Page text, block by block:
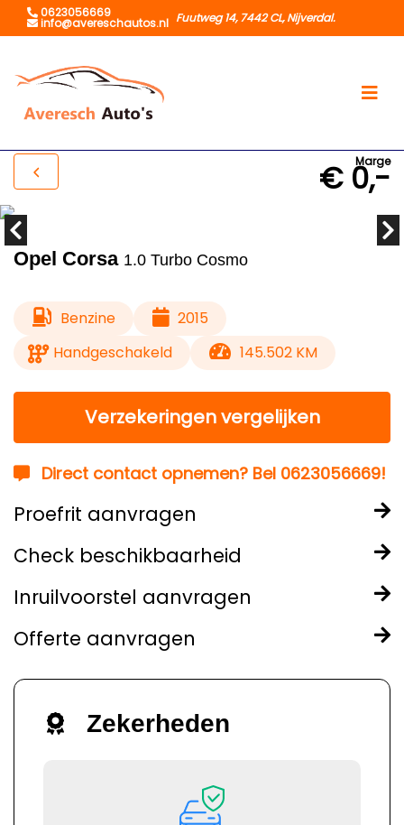
0623056669
info@avereschautos.nl Fuutweg 14, 7442 CL, Nijverdal.
Marge
€ 0,-
Opel Corsa 1.0 Turbo Cosmo
Benzine
2015
Handgeschakeld
145.502 KM
Verzekeringen vergelijken
Direct contact opnemen? Bel 0623056669!
Proefrit aanvragen
Check beschikbaarheid
Inruilvoorstel aanvragen
Offerte aanvragen
Zekerheden